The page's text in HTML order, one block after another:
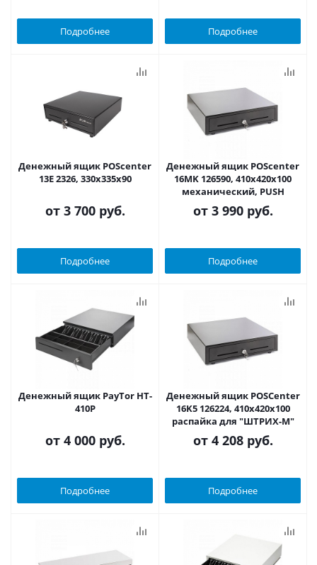
Подробнее Подробнее
Денежный ящик POScenter
13E 2326, 330x335x90
от 3 700 руб.
Подробнее
Денежный ящик POScenter
16MK 126590, 410x420x100
механический, PUSH
от 3 990 руб.
Подробнее
Денежный ящик PayTor HT-
410P
от 4 000 руб.
Подробнее
Денежный ящик POSCenter
16K5 126224, 410x420x100
распайка для "ШТРИХ-М"
от 4 208 руб.
Подробнее